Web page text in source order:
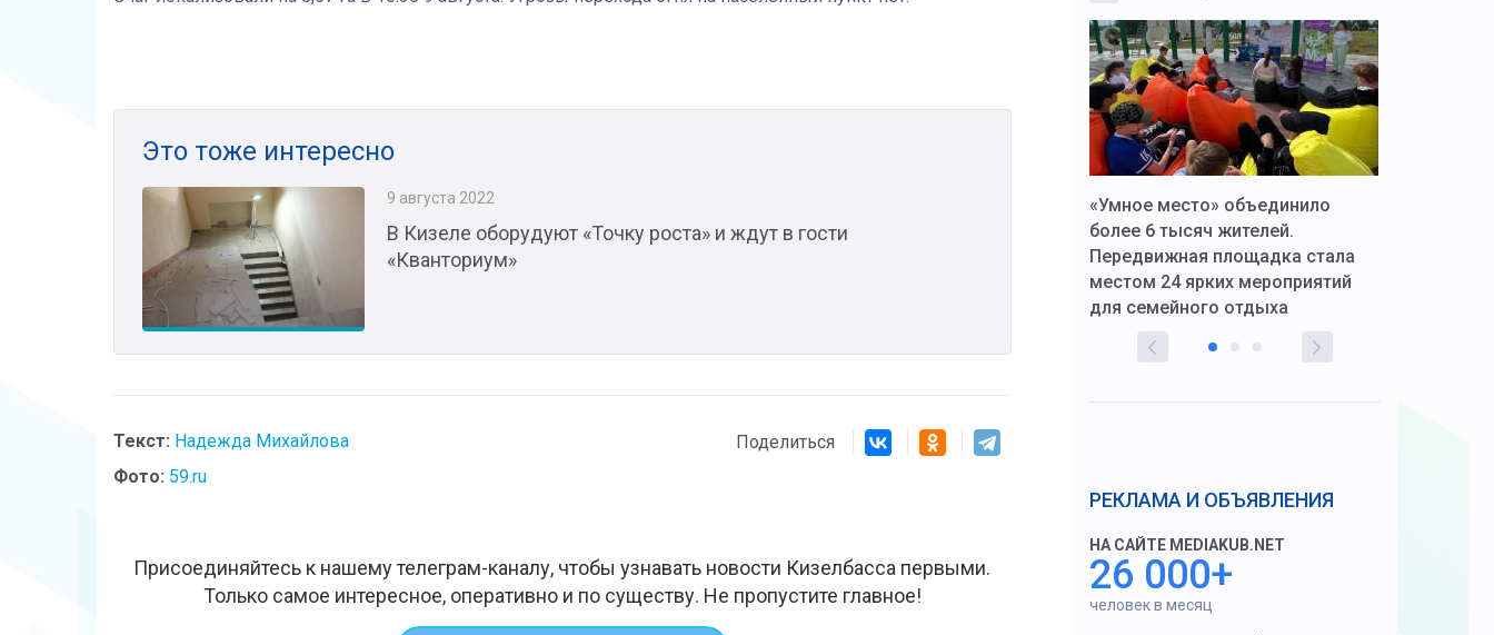
Это тоже интересно
9 августа 2022
В Кизеле оборудуют «Точку роста» и ждут в гости
«Кванториум»
Текст: Надежда Михайлова
Фото: 59.ru
Поделиться
Присоединяйтесь к нашему телеграм-каналу, чтобы узнавать новости Кизелбасса первыми.
Только самое интересное, оперативно и по существу. Не пропустите главное!
Коробов после возвращения со
«Умное место» объединило
более 6 тысяч жителей.
Передвижная площадка стала
местом 24 ярких мероприятий
для семейного отдыха
РЕКЛАМА И ОБЪЯВЛЕНИЯ
НА САЙТЕ MEDIAKUB.NET
26 000+
человек в месяц